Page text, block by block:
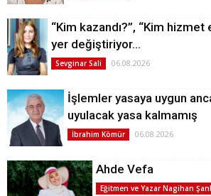
“Kim kazandı?”, “Kim
yer değiştiriyor…
Sevginar Sali 06.08.2026
İşlemler yasaya uygun
uyulacak yasa kalmamış
İbrahim Kömür 06.08.2026
Ahde Vefa
Eğitmen ve Yazar Nagihan